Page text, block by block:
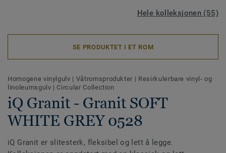
Hele kolleksjonen (55)
SE PRODUKTET I ET ROM
Homogene vinylgulv | Våtromsprodukter | Resirkulerbare vinyl- og
linoleumsgulv | Circular Collection
iQ Granit - Granit SOFT
WHITE GREY 0528
iQ Granit er slitesterk, fleksibel og lett å legge.